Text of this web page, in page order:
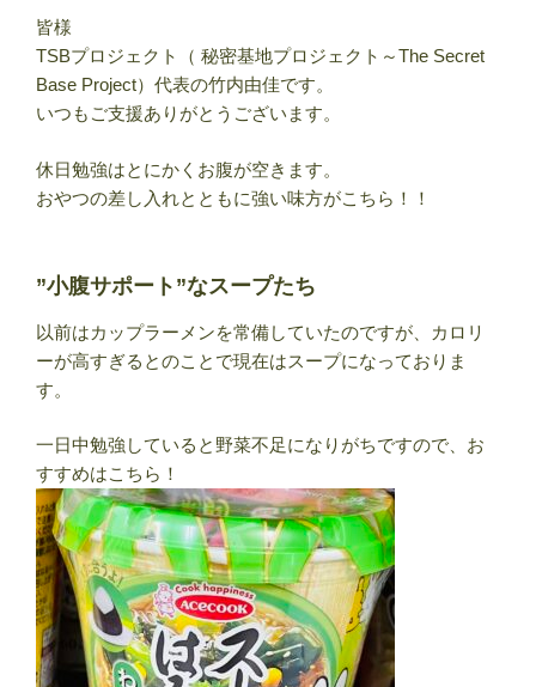
皆様
TSBプロジェクト（ 秘密基地プロジェクト～The Secret
Base Project）代表の竹内由佳です。
いつもご支援ありがとうございます。
休日勉強はとにかくお腹が空きます。
おやつの差し入れとともに強い味方がこちら！！
”小腹サポート”なスープたち
以前はカップラーメンを常備していたのですが、カロリ
ーが高すぎるとのことで現在はスープになっておりま
す。
一日中勉強していると野菜不足になりがちですので、お
すすめはこちら！